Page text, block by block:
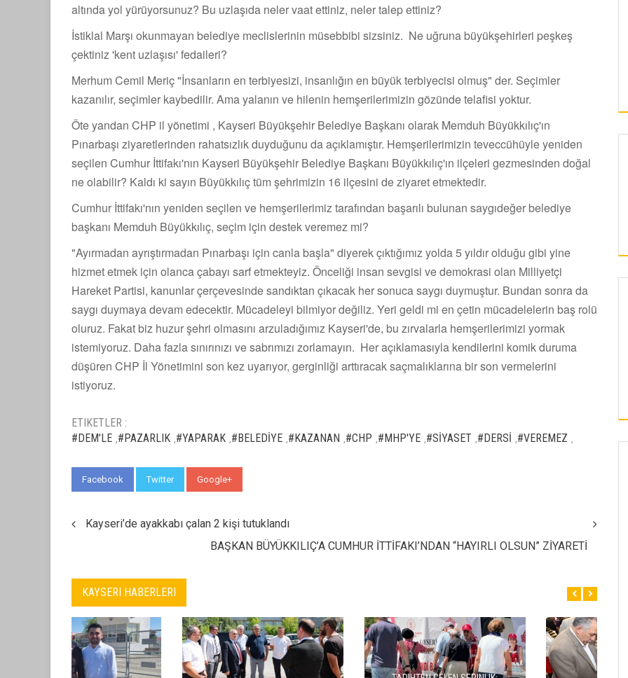
altında yol yürüyorsunuz? Bu uzlaşıda neler vaat ettiniz, neler talep ettiniz?
İstiklal Marşı okunmayan belediye meclislerinin müsebbibi sizsiniz. Ne uğruna büyükşehirleri peşkeş
çektiniz 'kent uzlaşısı' fedaileri?
Merhum Cemil Meriç "İnsanların en terbiyesizi, insanlığın en büyük terbiyecisi olmuş" der. Seçimler
kazanılır, seçimler kaybedilir. Ama yalanın ve hilenin hemşerilerimizin gözünde telafisi yoktur.
Öte yandan CHP il yönetimi , Kayseri Büyükşehir Belediye Başkanı olarak Memduh Büyükkılıç'ın
Pınarbaşı ziyaretlerinden rahatsızlık duyduğunu da açıklamıştır. Hemşerilerimizin teveccühüyle yeniden
seçilen Cumhur İttifakı'nın Kayseri Büyükşehir Belediye Başkanı Büyükkılıç'ın ilçeleri gezmesinden doğal
ne olabilir? Kaldı ki sayın Büyükkılıç tüm şehrimizin 16 ilçesini de ziyaret etmektedir.
Cumhur İttifakı'nın yeniden seçilen ve hemşerilerimiz tarafından başarılı bulunan saygıdeğer belediye
başkanı Memduh Büyükkılıç, seçim için destek veremez mi?
"Ayırmadan ayrıştırmadan Pınarbaşı için canla başla" diyerek çıktığımız yolda 5 yıldır olduğu gibi yine
hizmet etmek için olanca çabayı sarf etmekteyiz. Önceliği insan sevgisi ve demokrasi olan Milliyetçi
Hareket Partisi, kanunlar çerçevesinde sandıktan çıkacak her sonuca saygı duymuştur. Bundan sonra da
saygı duymaya devam edecektir. Mücadeleyi bilmiyor değiliz. Yeri geldi mi en çetin mücadelelerin baş rolü
oluruz. Fakat biz huzur şehri olmasını arzuladığımız Kayseri'de, bu zırvalarla hemşerilerimizi yormak
istemiyoruz. Daha fazla sınırınızı ve sabrımızı zorlamayın. Her açıklamasıyla kendilerini komik duruma
düşüren CHP İl Yönetimini son kez uyarıyor, gerginliği arttıracak saçmalıklarına bir son vermelerini
istiyoruz.
ETIKETLER :
#DEM'LE #PAZARLIK #YAPARAK #BELEDİYE #KAZANAN #CHP #MHP'YE #SİYASET #DERSİ #VEREMEZ
Facebook Twitter Google+
Kayseri’de ayakkabı çalan 2 kişi tutuklandı
BAŞKAN BÜYÜKKILIÇ’A CUMHUR İTTİFAKI’NDAN “HAYIRLI OLSUN” ZİYARETİ
KAYSERI HABERLERI
KAYSERI
KAYSERI’DE UZMANINDAN SICAK HAVA